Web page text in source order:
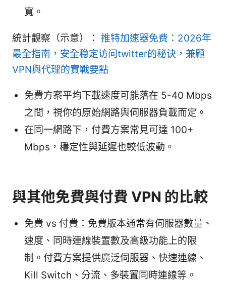
寬。
統計觀察（示意）： 推特加速器免费：2026年
最全指南，安全稳定访问twitter的秘诀，兼顧
VPN與代理的實戰要點
免費方案平均下載速度可能落在 5-40 Mbps
之間，視你的原始網路與伺服器負載而定。
在同一網路下，付費方案常見可達 100+
Mbps，穩定性與延遲也較低波動。
與其他免費與付費 VPN 的比較
免費 vs 付費：免費版本通常有伺服器數量、
速度、同時連線裝置數及高級功能上的限
制。付費方案提供廣泛伺服器、快速連線、
Kill Switch、分流、多裝置同時連線等。